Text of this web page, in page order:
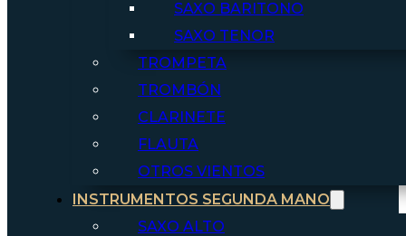
SAXO BARITONO
SAXO TENOR
TROMPETA
TROMBÓN
CLARINETE
FLAUTA
OTROS VIENTOS
INSTRUMENTOS SEGUNDA MANO
SAXO ALTO